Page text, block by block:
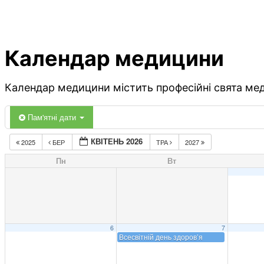
Календар медицини
Календар медицини містить професійні свята
Пам'ятні дати
2025 БЕР КВІТЕНЬ 2026 ТРА 2027
Пн Вт
6 7
Всесвітній день здоров’я